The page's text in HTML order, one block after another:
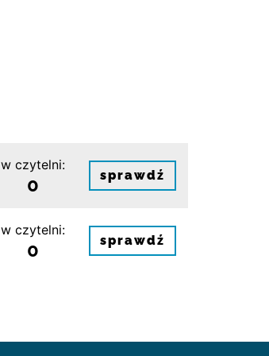
w czytelni:
0 sprawdź
w czytelni:
0 sprawdź